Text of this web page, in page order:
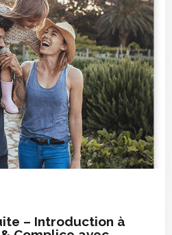
– Introduction à